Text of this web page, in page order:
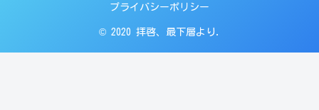
プライバシーポリシー
© 2020 拝啓、最下層より.